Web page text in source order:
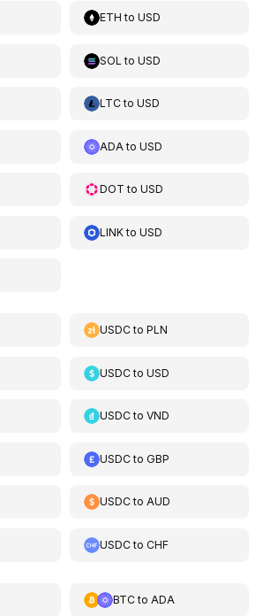
ETH toUSD
SOL toUSD
LTCtoUSD
ADA toUSD
DOT toUSD
LINKtoUSD
USDCtoPLN
USDCtoUSD
USDCtoVND
USDCtoGBP
USDCtoAUD
USDCtoCHF
BTCto ADA